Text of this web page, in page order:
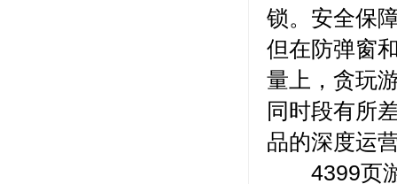
锁。安全保
但在防弹窗
量上，贪玩
同时段有所
品的深度运
4399页游